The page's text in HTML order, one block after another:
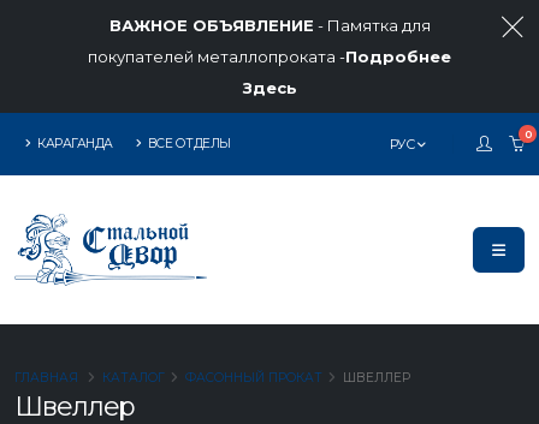
ВАЖНОЕ ОБЪЯВЛЕНИЕ - Памятка для
покупателей металлопроката -Подробнее
Здесь
КАРАГАНДА ВСЕ ОТДЕЛЫ РУС
0
Швеллер
ГЛАВНАЯ КАТАЛОГ ФАСОННЫЙ ПРОКАТ ШВЕЛЛЕР